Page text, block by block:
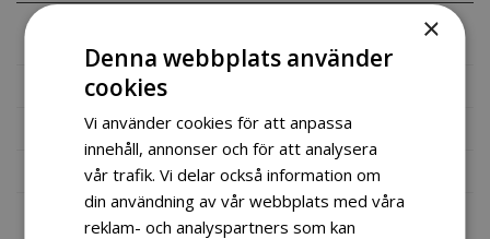
Mer information
Recensioner
Fil vedlegg
×
Denna webbplats använder
cookies
Vi använder cookies för att anpassa
innehåll, annonser och för att analysera
vår trafik. Vi delar också information om
din användning av vår webbplats med våra
reklam- och analyspartners som kan